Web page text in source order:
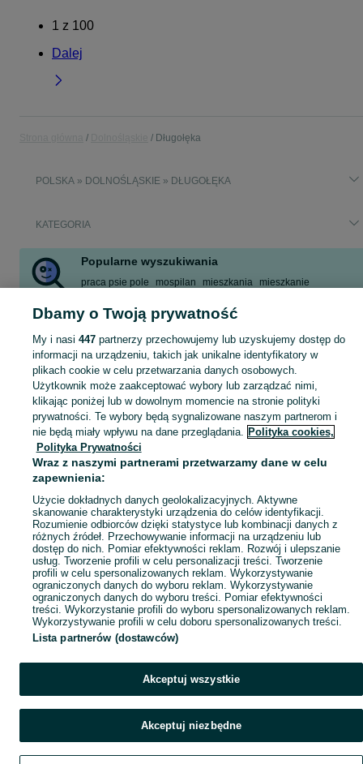
1 z 100
Dalej
Długołęka
POLSKA » DOLNOŚLĄSKIE » DŁUGOŁĘKA
KATEGORIA
Popularne wyszukiwania
praca psie pole mospilan mieszkania
mieszkanie
Skorzystaj z największego serwisu ogłoszeniowego - Długołęka i okolice! Kupuj to, czego pragniesz i sprzedawaj to, czego już nie potrzebujesz!
Mapa kategorii
Mapa miejscowości
Mapa ministron
Popularne wyszukiwania
Dbamy o Twoją prywatność
My i nasi 447partnerzy przechowujemy lub uzyskujemy dostęp do
informacji na urządzeniu, takich jak unikalne identyfikatory w
plikach cookie w celu przetwarzania danych osobowych.
Użytkownik może zaakceptować wybory lub zarządzać nimi,
klikając poniżej lub w dowolnym momencie na stronie polityki
prywatności. Te wybory będą sygnalizowane naszym partnerom i
nie będą miały wpływu na dane przeglądania. Polityka cookies,
Polityka Prywatności
Wraz z naszymi partnerami przetwarzamy dane w celu
zapewnienia:
Użycie dokładnych danych geolokalizacyjnych. Aktywne
skanowanie charakterystyki urządzenia do celów identyfikacji.
Rozumienie odbiorców dzięki statystyce lub kombinacji danych z
różnych źródeł. Przechowywanie informacji na urządzeniu lub
dostęp do nich. Pomiar efektywności reklam. Rozwój i ulepszanie
usług. Tworzenie profili w celu personalizacji treści. Tworzenie
profili w celu spersonalizowanych reklam. Wykorzystywanie
ograniczonych danych do wyboru reklam. Wykorzystywanie
ograniczonych danych do wyboru treści. Pomiar efektywności
treści. Wykorzystanie profili do wyboru spersonalizowanych reklam.
Wykorzystywanie profili w celu doboru spersonalizowanych treści.
Lista partnerów (dostawców)
Akceptuj wszystkie
Akceptuj niezbędne